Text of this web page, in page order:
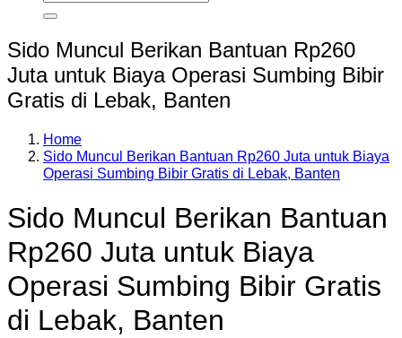
Sido Muncul Berikan Bantuan Rp260
Juta untuk Biaya Operasi Sumbing Bibir
Gratis di Lebak, Banten
Home
Sido Muncul Berikan Bantuan Rp260 Juta untuk Biaya
Operasi Sumbing Bibir Gratis di Lebak, Banten
Sido Muncul Berikan Bantuan
Rp260 Juta untuk Biaya
Operasi Sumbing Bibir Gratis
di Lebak, Banten